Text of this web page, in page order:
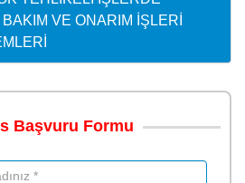
VE ONARIM İŞLERI
Başvuru Formu